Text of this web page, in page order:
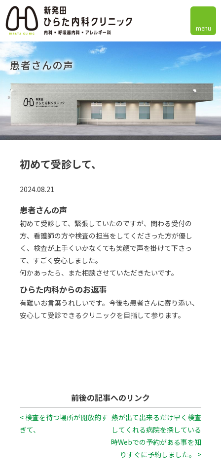
患者さんの声
初めて受診して、
2024.08.21
患者さんの声
初めて受診して、緊張していたのですが、関わる受付の
方、看護師の方や検査の担当をしてくださった方が優し
く、検査が上手くいかなくても笑顔で声を掛けて下さっ
て、すごく安心しました。
何かあったら、また相談させていただきたいです。
ひらた内科からのお返事
有難いお言葉うれしいです。今後も患者さんに寄り添い、
安心して受診できるクリニックを目指して参ります。
前後の記事へのリンク
< 検査を待つ場所が開放的す
ぎて、
熱が出て出来るだけ早く検査
してくれる病院を探している
時Webでの予約がある事を知
りすぐに予約しました。 >
menu